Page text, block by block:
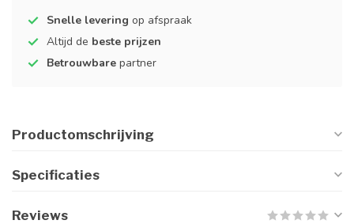
Snelle levering op afspraak
Altijd de beste prijzen
Betrouwbare partner
Productomschrijving
Specificaties
Reviews